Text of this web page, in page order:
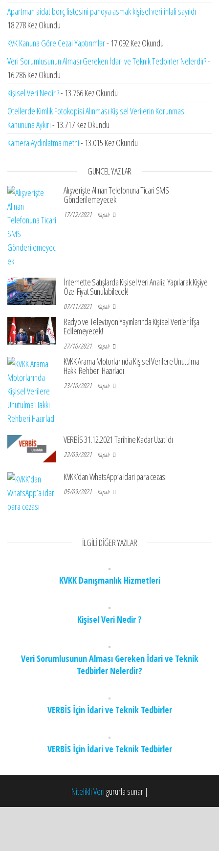
Apartman aidat borç listesini panoya asmak kişisel veri ihlali sayıldı-
18.278 Kez Okundu
KVK Kanuna Göre Cezai Yaptırımlar- 17.092 Kez Okundu
Veri Sorumlusunun Alması Gereken İdari ve Teknik Tedbirler Nelerdir?-
16.286 Kez Okundu
Kişisel Veri Nedir ?- 13.766 Kez Okundu
Otellerde Kimlik Fotokopisi Alınması Kişisel Verilerin Korunması
Kanununa Aykırı- 13.717 Kez Okundu
Kamera Aydınlatma metni- 13.015 Kez Okundu
GÜNCEL YAZILAR
Alışverişte Alınan Telefonuna Ticari SMS
Gönderilemeyecek
17/12/2021 Kapalı
İnternette Satışlarda Kişisel Veri Analizi Yapılarak Kişiye
Özel Fiyat Sunulabilecek!
07/11/2021 Kapalı
Radyo ve Televizyon Yayınlarında Kişisel Veriler İfşa
Edilemeyecek!
27/10/2021 Kapalı
KVKK Arama Motorlarında Kişisel Verilere Unutulma
Hakkı Rehberi Hazırladı
23/10/2021 Kapalı
VERBİS 31.12.2021 Tarihine Kadar Uzatıldı
22/09/2021 Kapalı
KVKK’dan WhatsApp’a idari para cezası
05/09/2021 Kapalı
İLGILI DIĞER YAZILAR
KVKK Danışmanlık Hizmetleri
Kişisel Veri Nedir ?
Veri Sorumlusunun Alması Gereken İdari ve Teknik
Tedbirler Nelerdir?
VERBİS İçin İdari ve Teknik Tedbirler
VERBİS İçin İdari ve Teknik Tedbirler
Nitelikli Veri gururla sunar |